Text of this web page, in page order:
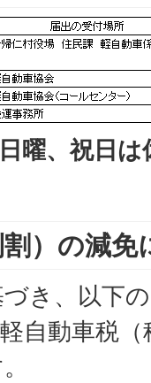
曜、祝日
）の減免
き、以下
自動車税